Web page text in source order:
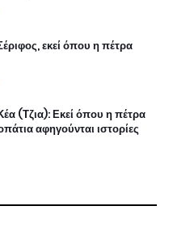
εκεί όπου η πέτρα
(Τζια): Εκεί όπου η πέτρα
αφηγούνται ιστορίες